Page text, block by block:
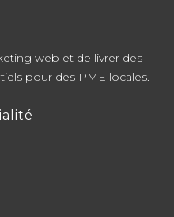
web et de livrer des
pour des PME locales.